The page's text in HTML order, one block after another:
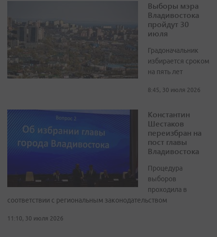
Выборы мэра
Владивостока
пройдут 30
июля
Градоначальник
избирается сроком
на пять лет
8:45, 30 июля 2026
Константин
Шестаков
переизбран на
пост главы
Владивостока
Процедура
выборов
проходила в
соответствии с региональным законодательством
11:10, 30 июля 2026